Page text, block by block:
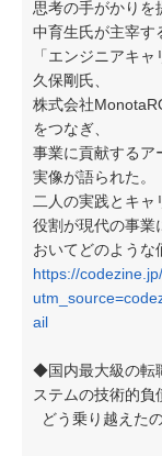
思考の手がかりを
中育生氏が主宰す
「エンジニアキ
久保剛氏、
株式会社
をつなぎ、
事業に貢献するア
実像が語られた。
二人の実践とキャ
役割が現代の事業
おいてどのような
https://
ail
◆国内最大級の転
ステムの技術的負
どう乗り越えた